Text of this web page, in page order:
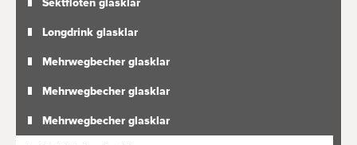
Sektflöten glasklar
Longdrink glasklar
Mehrwegbecher glasklar
Mehrwegbecher glasklar
Mehrwegbecher glasklar